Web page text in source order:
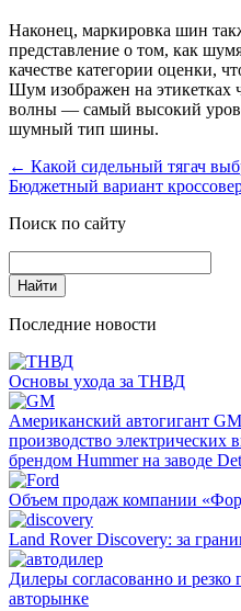
Наконец, маркировка шин
представление о том, как
качестве категории оценки,
Шум изображен на
волны — самый высокий
шумный тип шины.
← Какой сидельный тягач
Бюджетный вариант
Поиск по сайту
Последние новости
Основы ухода за ТНВД
Американский автогигант
производство
брендом Hummer на заводе
Объем продаж компании
Land Rover Dіscovery: за
Дилеры согласованно и
авторынке